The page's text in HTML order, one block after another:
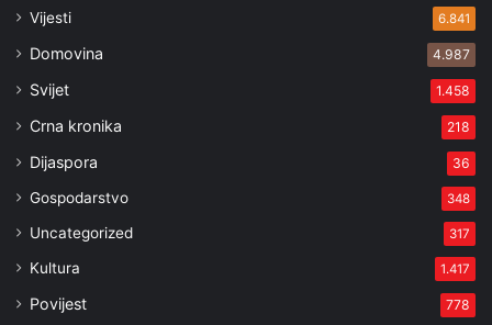
Vijesti 6.841
Domovina 4.987
Svijet 1.458
Crna kronika 218
Dijaspora 36
Gospodarstvo 348
Uncategorized 317
Kultura 1.417
Povijest 778